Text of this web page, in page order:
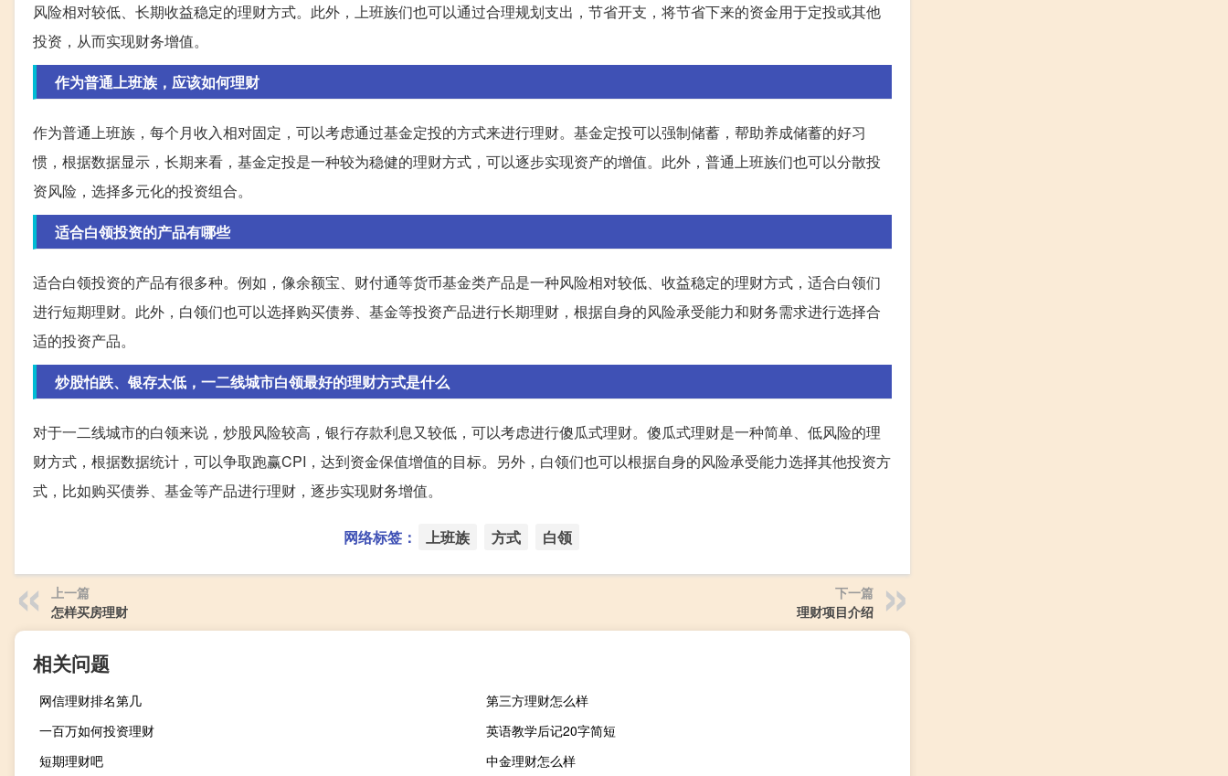
风险相对较低、长期收益稳定的理财方式。此外，上班族们也可以通过合理规划支出，节省开支，将节省下来的资金用于定投或其他
投资，从而实现财务增值。
作为普通上班族，应该如何理财
作为普通上班族，每个月收入相对固定，可以考虑通过基金定投的方式来进行理财。基金定投可以强制储蓄，帮助养成储蓄的好习
惯，根据数据显示，长期来看，基金定投是一种较为稳健的理财方式，可以逐步实现资产的增值。此外，普通上班族们也可以分散投
资风险，选择多元化的投资组合。
适合白领投资的产品有哪些
适合白领投资的产品有很多种。例如，像余额宝、财付通等货币基金类产品是一种风险相对较低、收益稳定的理财方式，适合白领们
进行短期理财。此外，白领们也可以选择购买债券、基金等投资产品进行长期理财，根据自身的风险承受能力和财务需求进行选择合
适的投资产品。
炒股怕跌、银存太低，一二线城市白领最好的理财方式是什么
对于一二线城市的白领来说，炒股风险较高，银行存款利息又较低，可以考虑进行傻瓜式理财。傻瓜式理财是一种简单、低风险的理
财方式，根据数据统计，可以争取跑赢CPI，达到资金保值增值的目标。另外，白领们也可以根据自身的风险承受能力选择其他投资方
式，比如购买债券、基金等产品进行理财，逐步实现财务增值。
网络标签： 上班族 方式 白领
上一篇
怎样买房理财
下一篇
理财项目介绍
相关问题
网信理财排名第几
第三方理财怎么样
一百万如何投资理财
英语教学后记20字简短
短期理财吧
中金理财怎么样